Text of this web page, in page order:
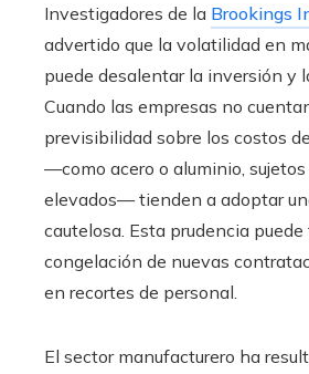
Investigadores de la Brookings
advertido que la volatilidad en
puede desalentar la inversión y
Cuando las empresas no
previsibilidad sobre los costos
—como acero o aluminio,
elevados— tienden a adoptar
cautelosa. Esta prudencia puede
congelación de nuevas
en recortes de personal.
El sector manufacturero ha